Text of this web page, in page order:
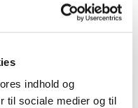
indhold og
til sociale medier og til
udegruppe for børn i
helt naturligt følger
og følelser, som
før. Mens vi snakker,